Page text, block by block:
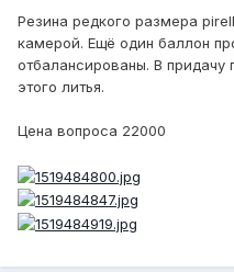
Резина редкого размера
камерой. Ещё один баллон
отбалансированы. В придачу
этого литья.
Цена вопроса 22000